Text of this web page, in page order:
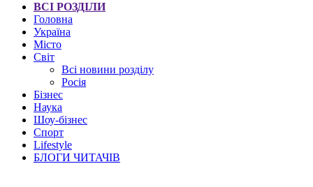
ВСІ РОЗДІЛИ
Головна
Україна
Місто
Світ
Всі новини розділу
Росія
Бізнес
Наука
Шоу-бізнес
Спорт
Lifestyle
БЛОГИ ЧИТАЧІВ